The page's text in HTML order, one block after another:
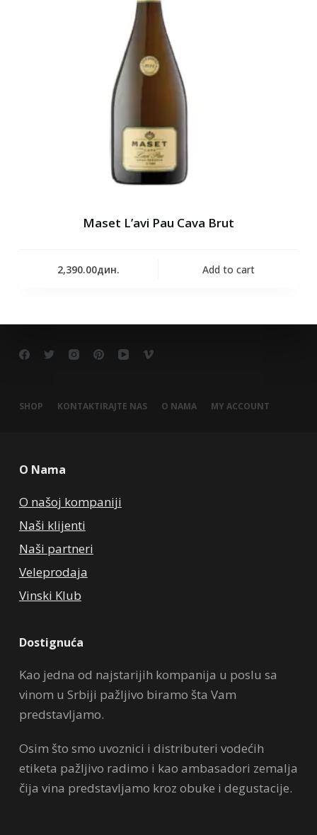
Maset L’avi Pau Cava Brut
2,390.00дин. Add to cart
SHOP KONTAKTIRAJTE NAS O NAMA MY ACCOUNT
O Nama
O našoj kompaniji
Naši klijenti
Naši partneri
Veleprodaja
Vinski Klub
Dostignuća
Kao jedna od najstarijih kompanija u poslu sa
vinom u Srbiji pažljivo biramo šta Vam
predstavljamo.
Osim što smo uvoznici i distributeri vodećih
etiketa pažljivo radimo i kao ambasadori zemalja
čija vina predstavljamo kroz obuke i degustacije.